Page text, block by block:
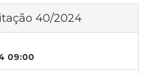
40/2024
09:00